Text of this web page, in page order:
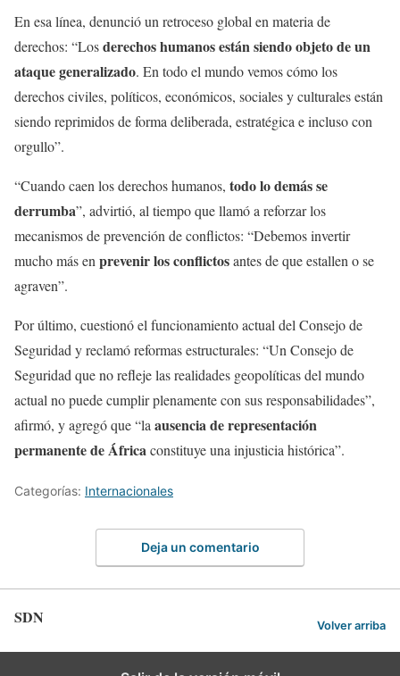
En esa línea, denunció un retroceso global en materia de
derechos: “Losderechos humanos están siendo objeto de un
ataque generalizado. En todo el mundo vemos cómo los
derechos civiles, políticos, económicos, sociales y culturales están
siendo reprimidos de forma deliberada, estratégica e incluso con
orgullo”.
“Cuando caen los derechos humanos, todo lo demás se
derrumba”, advirtió, al tiempo que llamó a reforzar los
mecanismos de prevención de conflictos: “Debemos invertir
mucho más en prevenir los conflictosantes de que estallen o se
agraven”.
Por último, cuestionó el funcionamiento actual del Consejo de
Seguridad y reclamó reformas estructurales: “Un Consejo de
Seguridad que no refleje las realidades geopolíticas del mundo
actual no puede cumplir plenamente con sus responsabilidades”,
afirmó, y agregó que “la ausencia de representación
permanente de Áfricaconstituye una injusticia histórica”.
Categorías: Internacionales
Deja un comentario
SDN Volver arriba